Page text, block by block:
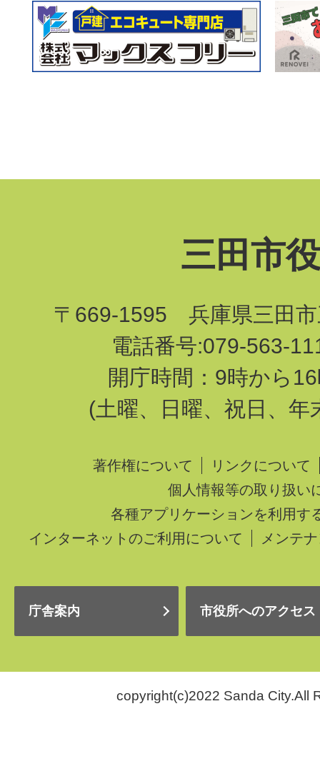
三田市
〒669-1595 兵庫県三田市
電話番号:079-563-
開庁時間：9時から
(土曜、日曜、祝日、年
著作権について
リンクについて
個人情報等の取り扱い
各種アプリケーションを利用す
インターネットのご利用について
メンテ
庁舎案内 市役所へのアクセス
copyright(c)2022 Sanda City.All